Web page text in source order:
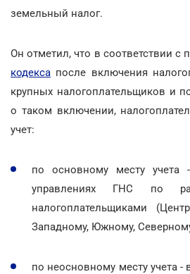
земельный налог.
Он отметил, что в соответствии с
кодекса после включения
крупных налогоплательщиков и
о таком включении,
учет:
по основному месту учета
управлениях ГНС по
налогоплательщиками
Западному, Южному,
по неосновному месту учета -